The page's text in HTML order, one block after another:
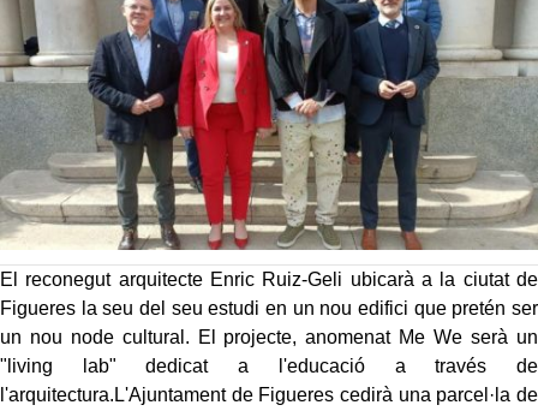
El reconegut arquitecte Enric Ruiz-Geli ubicarà a la ciutat de
Figueres la seu del seu estudi en un nou edifici que pretén ser
un nou node cultural. El projecte, anomenat Me We serà un
"living lab" dedicat a l'educació a través de
l'arquitectura. L'Ajuntament de Figueres cedirà una parcel·la de